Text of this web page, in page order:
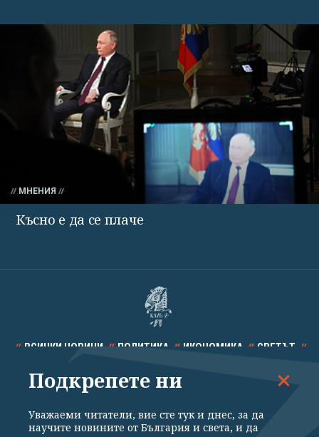
МНЕНИЯ
Късно е да се плаче
ВСИЧКИ НОВИНИ ПОЛИТИКА ИКОНОМИКА СВЕТЪТ
СПОРТ КУЛТУРА ТЕХНОЛОГИИ КАЛЕЙДОСКОП
Подкрепете ни
Уважаеми читатели, вие сте тук и днес, за да
научите новините от България и света, и да